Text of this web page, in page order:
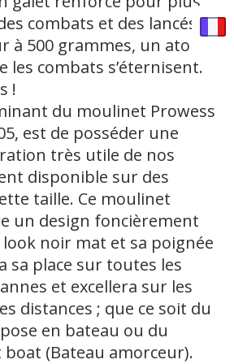
combats et des lancés.
à 500 grammes, un atout
les combats s’éternisent.
!
du moulinet Prowess
est de posséder une
très utile de nos
disponible sur des
taille. Ce moulinet
un design foncièrement
look noir mat et sa poignée
sa place sur toutes les
et excellera sur les
distances ; que ce soit du
en bateau ou du
(Bateau amorceur).